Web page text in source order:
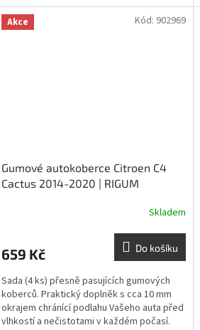
Akce
Gumové autokoberce Citroen C4
Cactus 2014-2020 | RIGUM
Skladem
659 Kč Do košíku
Sada (4 ks) přesně pasujících gumových
koberců. Praktický doplněk s cca 10 mm
okrajem chránící podlahu Vašeho auta před
vlhkostí a nečistotami v každém počasí.
Kód: 902969